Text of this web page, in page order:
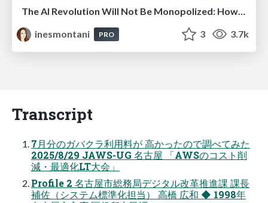
inesmontani
PRO 3 3.7k
Transcript
7月分のガバクラ利用料が 高かったので調べてみた
2025/8/29 JAWS-UG 名古屋 「AWSのコスト削
減・最適化LT大会」
Profile 2 名古屋市総務局デジタル改革推進課 課長
補佐（システム標準化担当） 高橋 広和 ◆ 1998年